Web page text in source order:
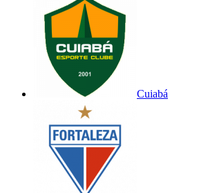
Cuiabá